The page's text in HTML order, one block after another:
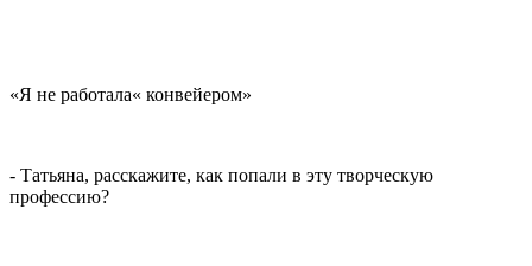
«Я не работала« конвейером»
- Татьяна, расскажите, как попали в эту творческую
профессию?